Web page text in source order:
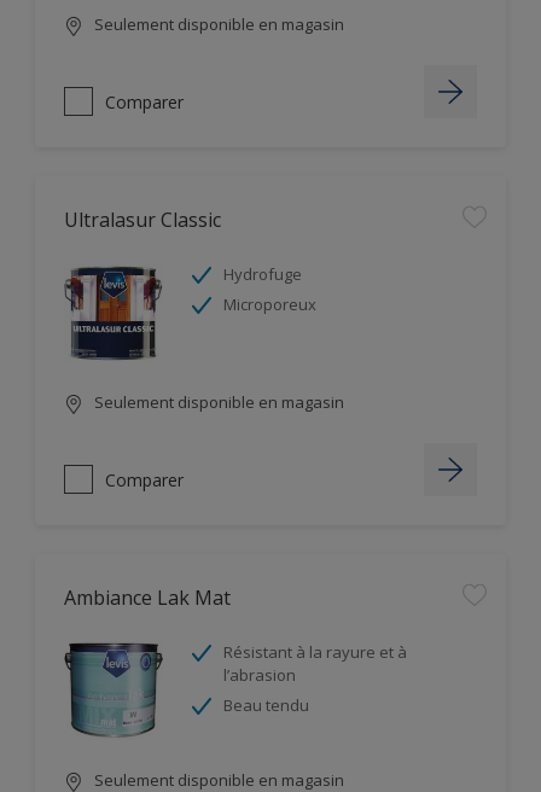
Seulement disponible en magasin
Comparer
Ultralasur Classic
Hydrofuge
Microporeux
Seulement disponible en magasin
Comparer
Ambiance Lak Mat
Résistant à la rayure et à
l’abrasion
Beau tendu
Seulement disponible en magasin